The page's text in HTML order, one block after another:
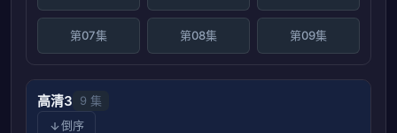
第07集 第08集 第09集
高清3
9 集
倒序